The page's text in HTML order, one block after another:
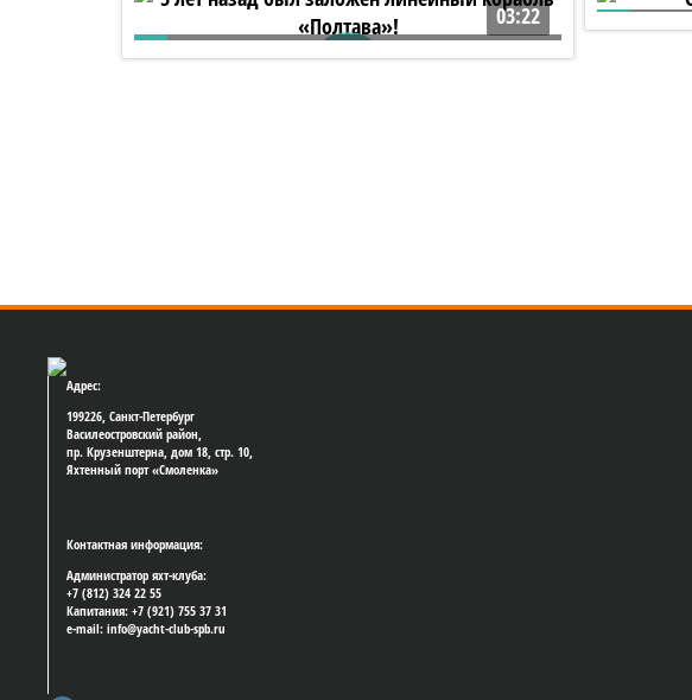
03:22
5 лет назад был заложен линейный
Адрес:
199226, Санкт-Петербург
Василеостровский район,
пр. Крузенштерна, дом 18, стр. 10,
Яхтенный порт «Смоленка»
Контактная информация:
Администратор яхт-клуба:
+7 (812) 324 22 55
Капитания: +7 (921) 755 37 31
e-mail: info@yacht-club-spb.ru